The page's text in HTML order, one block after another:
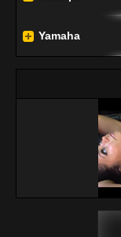
Yamaha